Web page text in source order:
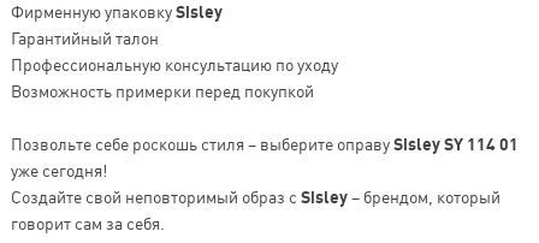
Фирменную упаковкуSisley
Гарантийный талон
Профессиональную консультацию по уходу
Возможность примерки перед покупкой
Позвольте себе роскошь стиля – выберите оправуSisley SY 114 01
уже сегодня!
Создайте свой неповторимый образ с Sisley– брендом, который
говорит сам за себя.